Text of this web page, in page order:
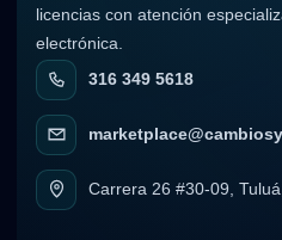
licencias con atención
electrónica.
316 349 5618
Carrera 26 #30-09,